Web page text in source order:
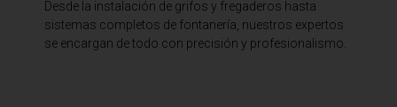
Desde la instalación de grifos y fregaderos hasta
sistemas completos de fontanería, nuestros expertos
se encargan de todo con precisión y profesionalismo.